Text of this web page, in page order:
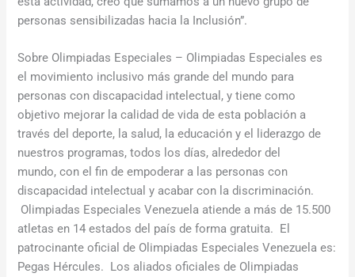
personas sensibilizadas hacia la Inclusión”.
Sobre Olimpiadas Especiales – Olimpiadas Especiales es
el movimiento inclusivo más grande del mundo para
personas con discapacidad intelectual, y tiene como
objetivo mejorar la calidad de vida de esta población a
través del deporte, la salud, la educación y el liderazgo de
nuestros programas, todos los días, alrededor del
mundo, con el fin de empoderar a las personas con
discapacidad intelectual y acabar con la discriminación.
Olimpiadas Especiales Venezuela atiende a más de 15.500
atletas en 14 estados del país de forma gratuita. El
patrocinante oficial de Olimpiadas Especiales Venezuela es:
Pegas Hércules. Los aliados oficiales de Olimpiadas